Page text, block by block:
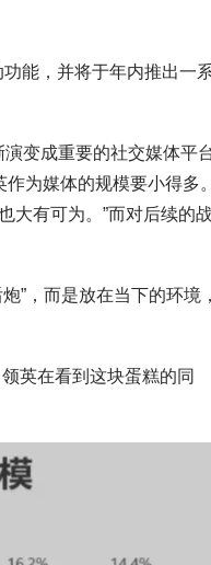
能，并将于年内推出一
变成重要的社交媒体平
为媒体的规模要小得多
大有可为。”而对后续的
”，而是放在当下的环境
英在看到这块蛋糕的同